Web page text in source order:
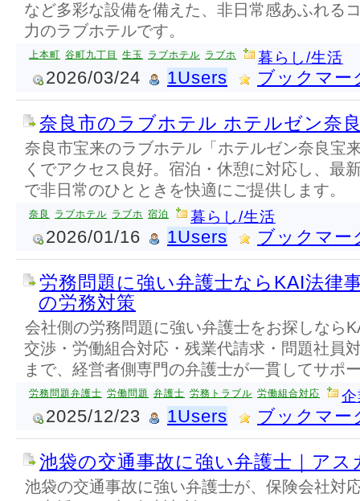
など多彩な設備を備えた、非日常感あふれる
力のラブホテルです。
上本町 谷町九丁目 生玉 ラブホテル ラブホ 暮らし/生活
2026/03/24 1Users ブックマー
奈良市のラブホテル ホテルゼン奈
奈良市宝来のラブホテル「ホテルゼン奈良宝
くでアクセス良好。宿泊・休憩に対応し、最
で非日常のひとときを快適にご提供します。
奈良 ラブホテル ラブホ 宿泊 暮らし/生活
2026/01/16 1Users ブックマー
労務問題に強い弁護士ならKAI法律
の労務対策
会社側の労務問題に強い弁護士をお探しなら
交渉・労働組合対応・残業代請求・問題社員
まで、経営者側専門の弁護士が一貫してサポ
労務問題弁護士 労働問題 弁護士 労務トラブル 労働組合対応
2025/12/23 1Users ブックマー
池袋の交通事故に強い弁護士｜アス
池袋の交通事故に強い弁護士が、保険会社対